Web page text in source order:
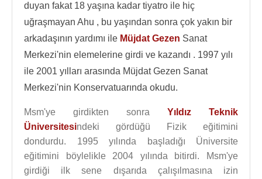
duyan fakat 18 yaşına kadar tiyatro ile hiç
uğraşmayan Ahu , bu yaşından sonra çok yakın bir
arkadaşının yardımı ile Müjdat Gezen Sanat
Merkezi'nin elemelerine girdi ve kazandı . 1997 yılı
ile 2001 yılları arasında Müjdat Gezen Sanat
Merkezi'nin Konservatuarında okudu.
Msm'ye girdikten sonra Yıldız Teknik
Üniversitesindeki gördüğü Fizik eğitimini
dondurdu. 1995 yılında başladığı Üniversite
eğitimini böylelikle 2004 yılında bitirdi. Msm'ye
girdiği ilk sene dışarıda çalışılmasına izin